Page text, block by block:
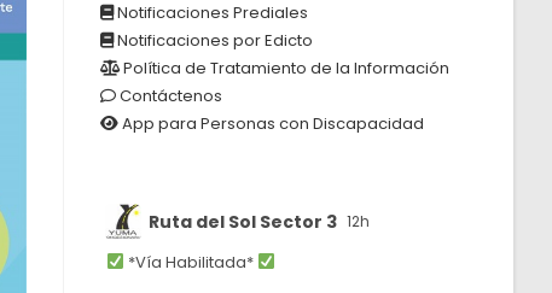
Notificaciones Prediales
Notificaciones por Edicto
Política de Tratamiento de la Información
Contáctenos
App para Personas con Discapacidad
Ruta del Sol Sector 3 12h
*Vía Habilitada*